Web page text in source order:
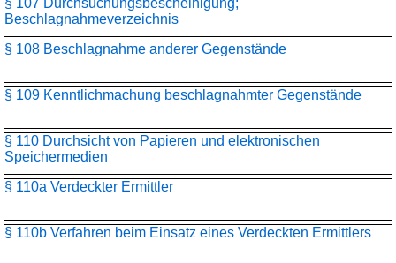
§ 107 Durchsuchungsbescheinigung;
Beschlagnahmeverzeichnis
§ 108 Beschlagnahme anderer Gegenstände
§ 109 Kenntlichmachung beschlagnahmter Gegenstände
§ 110 Durchsicht von Papieren und elektronischen
Speichermedien
§ 110a Verdeckter Ermittler
§ 110b Verfahren beim Einsatz eines Verdeckten Ermittlers